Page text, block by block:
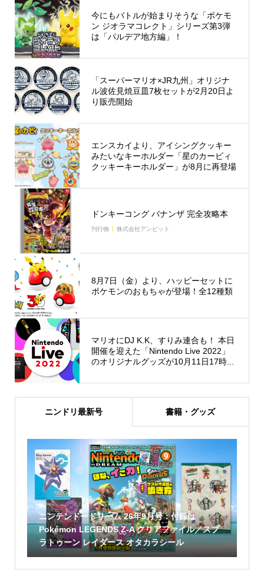
今にもバトルが始まりそうな「ポケモ
ン ジオラマコレクト」シリーズ第3弾
は「パルデア地方編」！
「スーパーマリオ×JR九州」オリジナ
ル波佐見焼豆皿7枚セットが2月20日よ
り販売開始
エンスカイより、アイシングクッキー
みたいなキーホルダー「星のカービィ
クッキーキーホルダー」が8月に再登場
ドンキーコング バナンザ 完全攻略本
刊行物 株式会社アンビット
8月7日（金）より、ハッピーセットに
ポケモンのおもちゃが登場！全12種類
マリオにDJ K.K、すりみ連合も！ 本日
開催を迎えた「Nintendo Live 2022」
のオリジナルグッズが10月11日17時...
ニンドリ最新号 書籍・グッズ
ニンテンドードリーム 26年9月号：付録は
Pokémon LEGENDS Z-A クリアファイル／スプ
ラトゥーン レイダース オタカラシール